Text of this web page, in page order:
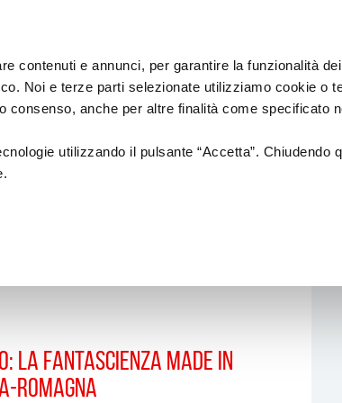
contenuti e annunci, per garantire la funzionalità
Noi e terze parti selezionate utilizziamo cookie o
consenso, anche per altre finalità come specificato
utilizzando il pulsante “Accetta”. Chiudendo
PROMOZIONE SALE
cura
Assessorato
Cultura
Paesaggio
la fantascienza made in
Romagna